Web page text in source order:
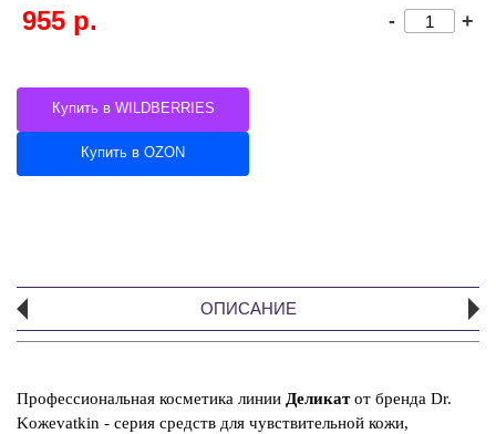
955 р. - +
Купить в WILDBERRIES
Купить в OZON
ОПИСАНИЕ
Профессиональная косметика линии Деликатот бренда Dr.
Koжevatkin - серия средств для чувствительной кожи,